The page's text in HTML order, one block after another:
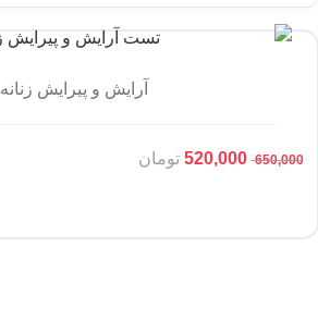
آرایش و پیرایش زنانه
650,000
520,000 تومان